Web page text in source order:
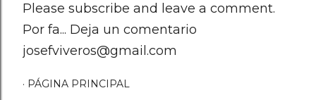
Please subscribe and leave a comment.
Por fa... Deja un comentario
josefviveros@gmail.com
PÁGINA PRINCIPAL